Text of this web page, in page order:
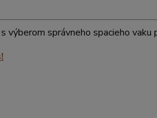
správneho spacieho